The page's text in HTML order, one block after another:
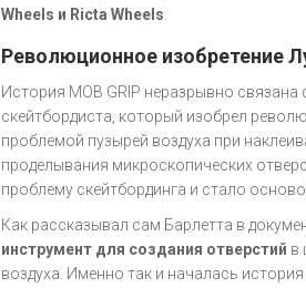
Wheels и Ricta Wheels
Революционное изобретение
История MOB GRIP неразрывно связана
скейтбордиста, который изобрел
проблемой пузырей воздуха при
проделывания микроскопических
проблему скейтбординга и стало
Как рассказывал сам Барлетта в
инструмент для создания отверстий в
воздуха. Именно так и началась